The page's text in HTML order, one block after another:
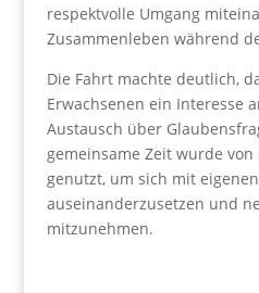
respektvolle Umgang
Zusammenleben während
Die Fahrt machte deutlich,
Erwachsenen ein Interesse
Austausch über
gemeinsame Zeit wurde
genutzt, um sich mit
auseinanderzusetzen und
mitzunehmen.